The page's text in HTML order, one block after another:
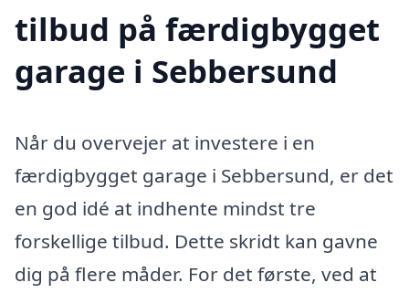
tilbud på færdigbygget
garage i Sebbersund
Når du overvejer at investere i en
færdigbygget garage i Sebbersund, er det
en god idé at indhente mindst tre
forskellige tilbud. Dette skridt kan gavne
dig på flere måder. For det første, ved at